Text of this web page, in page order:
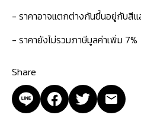
- ราคาอาจแตกต่างกันขึ้นอยู่กับสีแ
- ราคายังไม่รวมภาษีมูลค่าเพิ่ม 7%
Share